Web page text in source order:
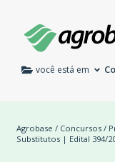
você está em
Agrobase / Concursos /
Substitutos | Edital 394/